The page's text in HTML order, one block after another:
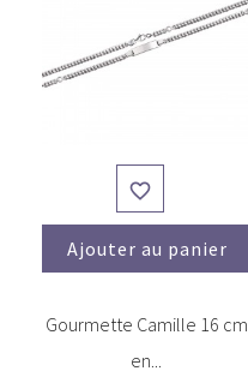

Ajouter au panier
Gourmette Camille 16 cm
en...